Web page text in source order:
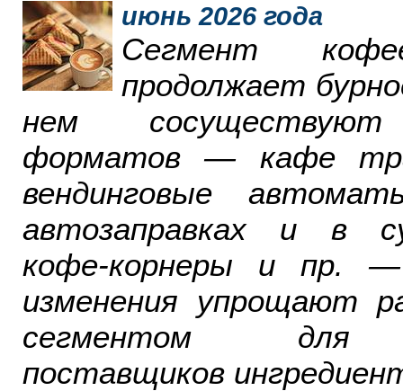
июнь 2026 года
Сегмент
продолжает
нем
форматов — кафе
вендинговые
автозаправках и в
кофе-корнеры и пр.
изменения упрощают
сегментом для
поставщиков